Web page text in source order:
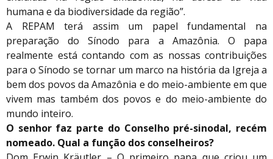
humana e da biodiversidade da região”.
A REPAM terá assim um papel fundamental na
preparação do Sínodo para a Amazônia. O papa
realmente está contando com as nossas contribuições
para o Sínodo se tornar um marco na história da Igreja a
bem dos povos da Amazônia e do meio-ambiente em que
vivem mas também dos povos e do meio-ambiente do
mundo inteiro.
O senhor faz parte do Conselho pré-sinodal, recém
nomeado. Qual a função dos conselheiros?